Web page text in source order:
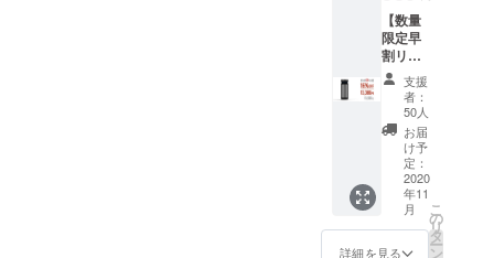
もござ
いま
す。ご
了承く
ださ
い。
お届け
する予
定です
が、生
産、配
送状況
により
遅れる
可能性
もござ
いま
す。 ※
送料込
の価格
となり
・充電
ケーブ
ル x1 ・
万能両
面テー
プ x1 ・
アロマ
タブ
レット
扱説明
書 x1
※2020
年11月
上旬に
【数量
限定早
割リ
ター
ン】
「Car
Air
Purifier
」1セッ
セット
の詳細
＞ ・
Car Air
支援
者：
50人
お届
け予
定：
2020
年11
月
詳細を見る
こ
の
リ
タ
ー
ン